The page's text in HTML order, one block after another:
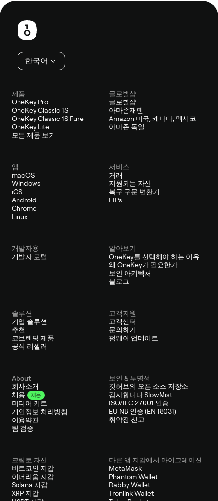
보
한국어
제품
OneKey Pro
OneKey Classic 1S
OneKey Classic 1S Pure
OneKey Lite
모든 제품 보기
글로벌샵
글로벌샵
아마존재팬
Amazon 미국, 캐나다, 멕시코
아마존 독일
앱
macOS
Windows
iOS
Android
Chrome
Linux
서비스
거래
지원되는 자산
복구 구문 변환기
EIPs
개발자용
개발자 포털
알아보기
OneKey를 선택해야 하는 이유
왜 OneKey가 필요한가
보안 아키텍처
블로그
솔루션
기업 솔루션
추천
코브랜딩 제품
공식 리셀러
고객지원
고객센터
문의하기
펌웨어 업데이트
About
회사소개
채용
채용
미디어 키트
개인정보 처리방침
이용약관
팀 검증
보안 & 투명성
깃허브의 오픈 소스 저장소
감사합니다 SlowMist
ISO/IEC 27001 인증
EU NB 인증 (EN 18031)
취약점 신고
크립토 자산
비트코인 지갑
이더리움 지갑
Solana 지갑
XRP 지갑
다른 앱 지갑에서 마이그레이션
MetaMask
Phantom Wallet
Rabby Wallet
Tronlink Wallet